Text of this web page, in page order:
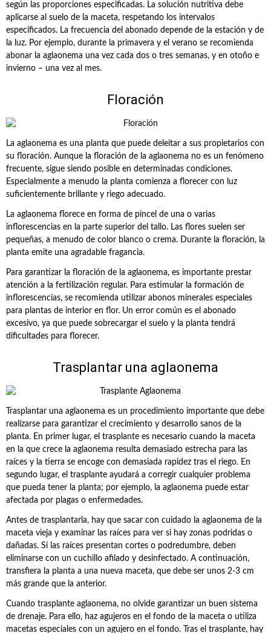
según las proporciones especificadas. La solución nutritiva debe
aplicarse al suelo de la maceta, respetando los intervalos
especificados. La frecuencia del abonado depende de la estación y de
la luz. Por ejemplo, durante la primavera y el verano se recomienda
abonar la aglaonema una vez cada dos o tres semanas, y en otoño e
invierno – una vez al mes.
Floración
La aglaonema es una planta que puede deleitar a sus propietarios con
su floración. Aunque la floración de la aglaonema no es un fenómeno
frecuente, sigue siendo posible en determinadas condiciones.
Especialmente a menudo la planta comienza a florecer con luz
suficientemente brillante y riego adecuado.
La aglaonema florece en forma de pincel de una o varias
inflorescencias en la parte superior del tallo. Las flores suelen ser
pequeñas, a menudo de color blanco o crema. Durante la floración, la
planta emite una agradable fragancia.
Para garantizar la floración de la aglaonema, es importante prestar
atención a la fertilización regular. Para estimular la formación de
inflorescencias, se recomienda utilizar abonos minerales especiales
para plantas de interior en flor. Un error común es el abonado
excesivo, ya que puede sobrecargar el suelo y la planta tendrá
dificultades para florecer.
Trasplantar una aglaonema
Trasplantar una aglaonema es un procedimiento importante que debe
realizarse para garantizar el crecimiento y desarrollo sanos de la
planta. En primer lugar, el trasplante es necesario cuando la maceta
en la que crece la aglaonema resulta demasiado estrecha para las
raíces y la tierra se encoge con demasiada rapidez tras el riego. En
segundo lugar, el trasplante ayudará a corregir cualquier problema
que pueda tener la planta; por ejemplo, la aglaonema puede estar
afectada por plagas o enfermedades.
Antes de trasplantarla, hay que sacar con cuidado la aglaonema de la
maceta vieja y examinar las raíces para ver si hay zonas podridas o
dañadas. Si las raíces presentan cortes o podredumbre, deben
eliminarse con un cuchillo afilado y desinfectado. A continuación,
transfiera la planta a una nueva maceta, que debe ser unos 2-3 cm
más grande que la anterior.
Cuando trasplante aglaonema, no olvide garantizar un buen sistema
de drenaje. Para ello, haz agujeros en el fondo de la maceta o utiliza
macetas especiales con un agujero en el fondo. Tras el trasplante, hay